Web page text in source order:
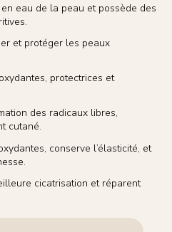
eau de la peau et possède des
et protéger les peaux
protectrices et
des radicaux libres,
cutané.
conserve l’élasticité, et
cicatrisation et réparent